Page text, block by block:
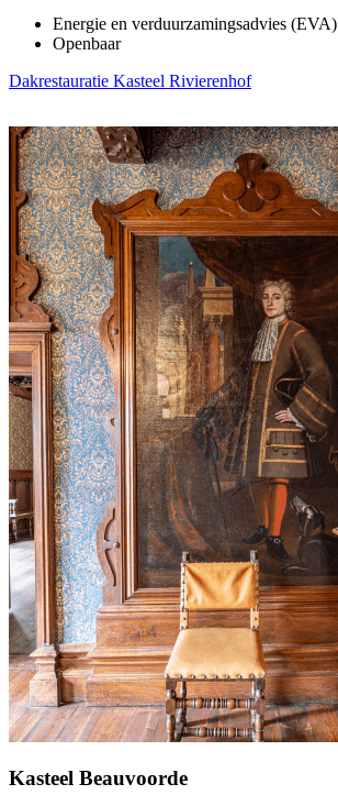
Energie en verduurzamingsadvies (EVA)
Openbaar
Dakrestauratie Kasteel Rivierenhof
Kasteel Beauvoorde